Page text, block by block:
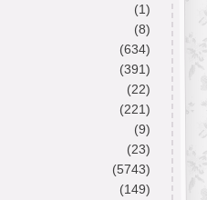
(1)
(8)
(634)
(391)
(22)
(221)
(9)
(23)
(5743)
(149)